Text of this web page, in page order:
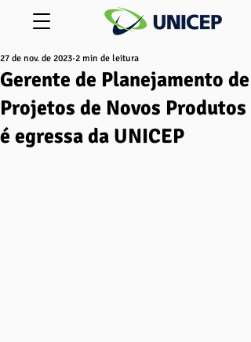
Gerente de Planejamento de
Projetos de Novos Produtos
é egressa da UNICEP
27 de nov. de 2023 2 min de leitura